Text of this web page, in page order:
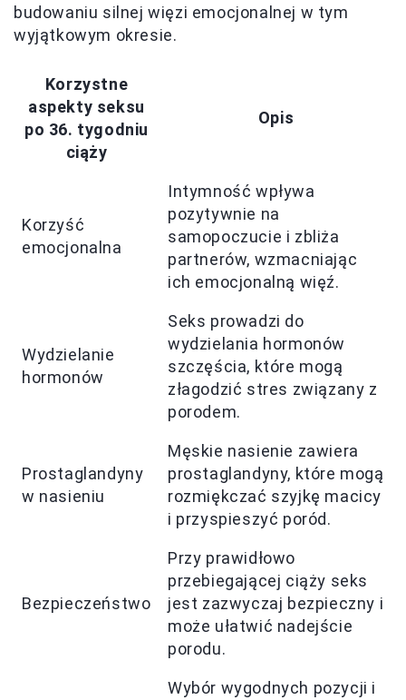
budowaniu silnej więzi emocjonalnej w tym
wyjątkowym okresie.
Korzystne
aspekty seksu
po 36. tygodniu
ciąży
Opis
Korzyść
emocjonalna
Intymność wpływa
pozytywnie na
samopoczucie i zbliża
partnerów, wzmacniając
ich emocjonalną więź.
Wydzielanie
hormonów
Seks prowadzi do
wydzielania hormonów
szczęścia, które mogą
złagodzić stres związany z
porodem.
Prostaglandyny
w nasieniu
Męskie nasienie zawiera
prostaglandyny, które mogą
rozmiękczać szyjkę macicy
i przyspieszyć poród.
Bezpieczeństwo
Przy prawidłowo
przebiegającej ciąży seks
jest zazwyczaj bezpieczny i
może ułatwić nadejście
porodu.
Wybór wygodnych pozycji i